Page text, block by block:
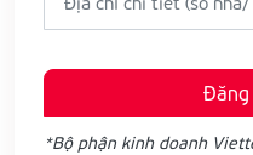
*Bộ phận kinh doanh
Đăng